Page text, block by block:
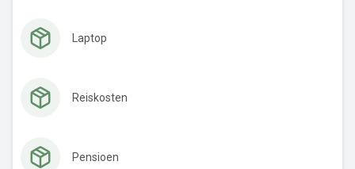
Laptop
Reiskosten
Pensioen